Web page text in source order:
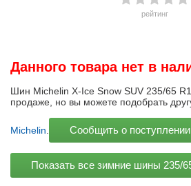
рейтинг
Данного товара нет в
Шин Michelin X-Ice Snow SUV 235/65
продаже, но вы можете подобрать
Michelin Сообщить о
Показать все зимние шины 235/